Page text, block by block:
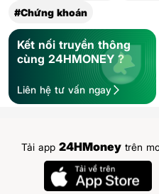
#Chứng khoán
Kết nối truyền thông
cùng 24HMONEY ?
Liên hệ tư vấn ngay
Tải app 24HMoney trên